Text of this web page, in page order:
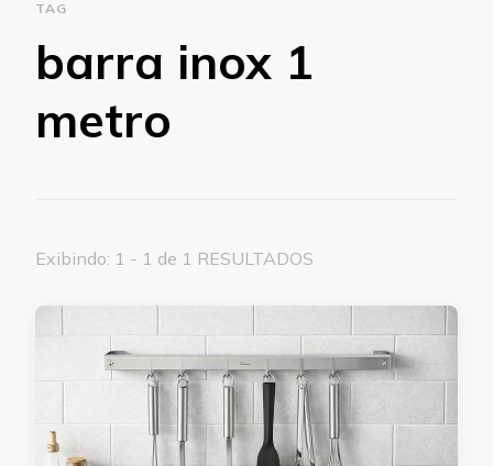
TAG
barra inox 1
metro
Exibindo: 1 - 1 de 1 RESULTADOS